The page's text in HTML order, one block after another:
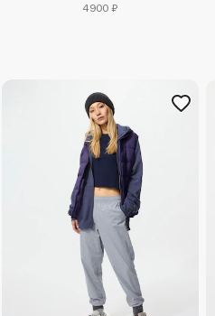
4900 ₽